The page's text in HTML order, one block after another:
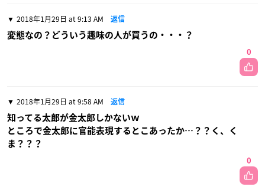
2018年1月29日 at 9:13 AM 返信
変態なの？どういう趣味の人が買うの・・・？
0
2018年1月29日 at 9:58 AM 返信
知ってる太郎が金太郎しかないｗ
ところで金太郎に官能表現するとこあったか…？？く、く
ま？？？
0